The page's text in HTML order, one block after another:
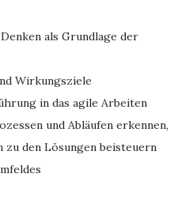
als Grundlage der
Wirkungsziele
in das agile Arbeiten
und Abläufen erkennen,
zu den Lösungen beisteuern